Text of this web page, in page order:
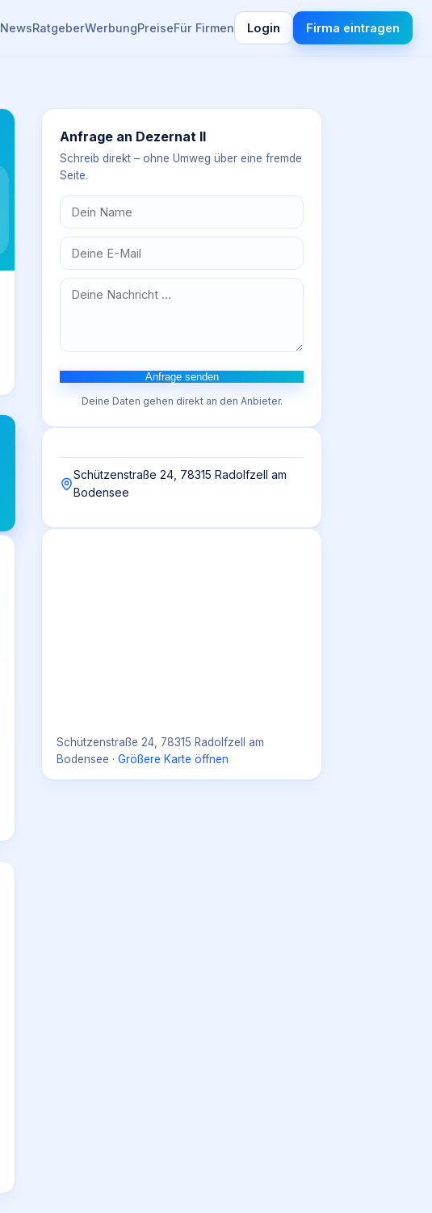
NewsRatgeberWerbungPreiseFür Firmen Login Firma eintragen
Anfrage an Dezernat II
Schreib direkt – ohne Umweg über eine fremde
Seite.
Anfrage senden
Deine Daten gehen direkt an den Anbieter.
Schützenstraße 24, 78315 Radolfzell am
Bodensee
Schützenstraße 24, 78315 Radolfzell am
Bodensee · Größere Karte öffnen